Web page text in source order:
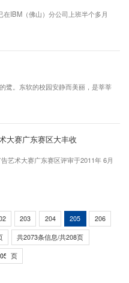
践的一项内容...
IBM（佛山）分公司上班半个多月
企业，她的企业文化、气氛，以及
鹭。东软的校园安静而美丽，是莘莘
作。各职能部门相互协作配合，调
大赛广东赛区大丰收
艺术大赛广东赛区评审于2011年 6月
甄选出广东赛区一、二、三等奖，并
203 204 205 206
共2073条信息/共208页
页